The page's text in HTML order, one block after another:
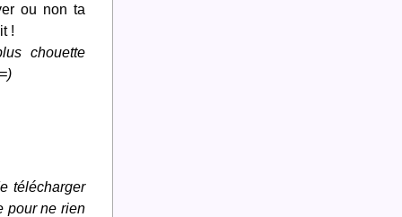
ou non ta
!
chouette
télécharger
pour ne rien